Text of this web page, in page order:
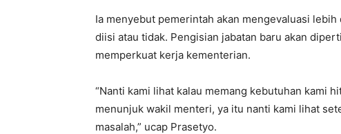
Ia menyebut pemerintah akan mengevaluasi
diisi atau tidak. Pengisian jabatan baru akan
memperkuat kerja kementerian.
“Nanti kami lihat kalau memang kebutuhan kami
menunjuk wakil menteri, ya itu nanti kami lihat
masalah,” ucap Prasetyo.